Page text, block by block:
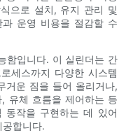
으로 설치, 유지 관리 및
운영 비용을 절감할 수
함입니다. 이 실린더는 간
세스까지 다양한 시스템
거운 짐을 들어 올리거나,
유체 흐름을 제어하는 ​​등
동작을 구현하는 데 있어
합니다.